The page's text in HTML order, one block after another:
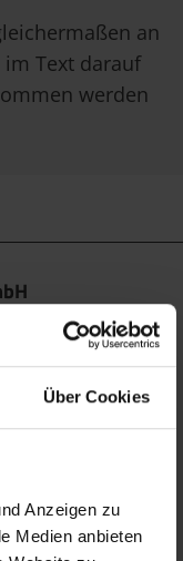
Über Cookies
Anzeigen zu
Medien anbieten
an
Text darauf
werden
Spuren von KI
Sie bitte